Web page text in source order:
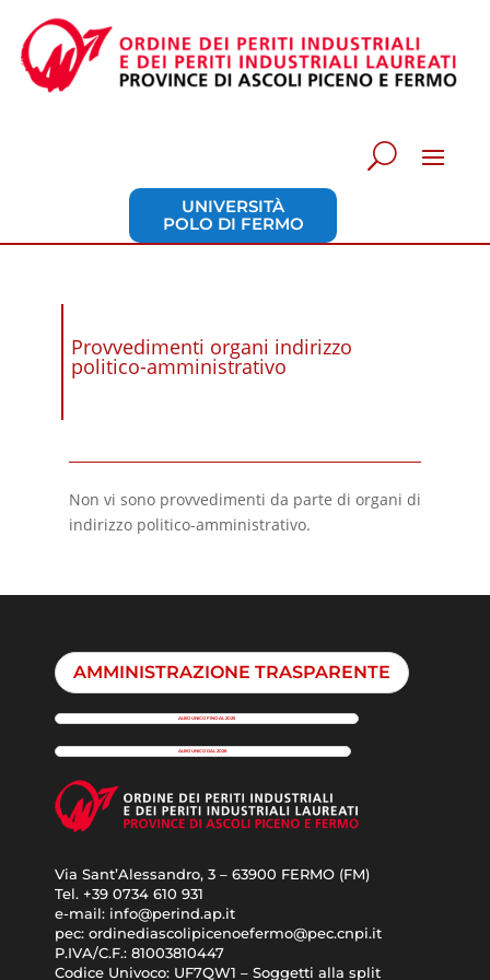
UNIVERSITÀ
POLO DI FERMO
Provvedimenti organi indirizzo
politico-amministrativo
Non vi sono provvedimenti da parte di organi di
indirizzo politico-amministrativo.
AMMINISTRAZIONE TRASPARENTE
ALBO UNICO FINO AL 2025
ALBO UNICO DAL 2026
Via Sant’Alessandro, 3 – 63900 FERMO (FM)
Tel. +39 0734 610 931
e-mail: info@perind.ap.it
pec: ordinediascolipicenoefermo@pec.cnpi.it
P.IVA/C.F.: 81003810447
Codice Univoco: UF7QW1 – Soggetti alla split